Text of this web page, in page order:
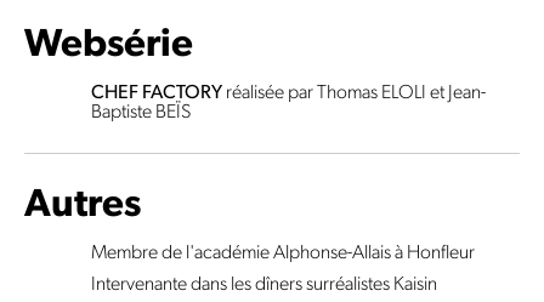
Websérie
CHEF FACTORY réalisée par Thomas ELOLI et Jean-
Baptiste BEÏS
Autres
Membre de l'académie Alphonse-Allais à Honfleur
Intervenante dans les dîners surréalistes Kaisin